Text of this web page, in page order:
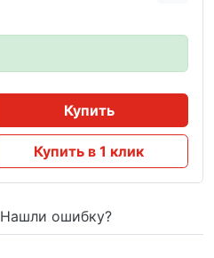
Купить
Купить в 1 клик
Нашли ошибку?